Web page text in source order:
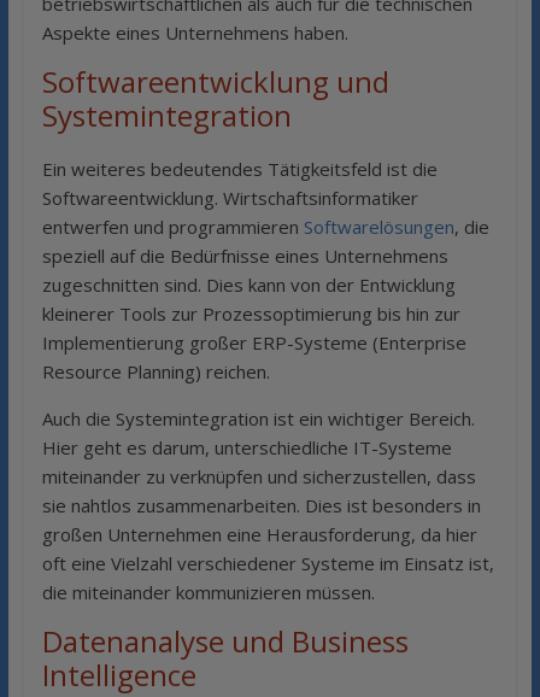
Aspekte eines Unternehmens haben.
Softwareentwicklung und
Systemintegration
Ein weiteres bedeutendes Tätigkeitsfeld ist die
Softwareentwicklung. Wirtschaftsinformatiker
entwerfen und programmieren Softwarelösungen, die
speziell auf die Bedürfnisse eines Unternehmens
zugeschnitten sind. Dies kann von der Entwicklung
kleinerer Tools zur Prozessoptimierung bis hin zur
Implementierung großer ERP-Systeme (Enterprise
Resource Planning) reichen.
Auch die Systemintegration ist ein wichtiger Bereich.
Hier geht es darum, unterschiedliche IT-Systeme
miteinander zu verknüpfen und sicherzustellen, dass
sie nahtlos zusammenarbeiten. Dies ist besonders in
großen Unternehmen eine Herausforderung, da hier
oft eine Vielzahl verschiedener Systeme im Einsatz ist,
die miteinander kommunizieren müssen.
Datenanalyse und Business
Intelligence